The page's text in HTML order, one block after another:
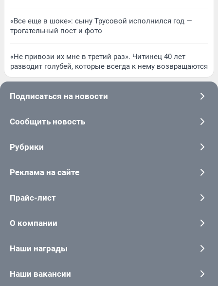
«Все еще в шоке»: сыну Трусовой исполнился год —
трогательный пост и фото
«Не привози их мне в третий раз». Читинец 40 лет
разводит голубей, которые всегда к нему возвращаются
Подписаться на новости
Сообщить новость
Рубрики
Реклама на сайте
Прайс-лист
О компании
Наши награды
Наши вакансии